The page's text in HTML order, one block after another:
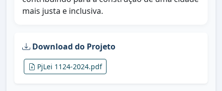
mais justa e inclusiva.
Download do Projeto
PjLei 1124-2024.pdf